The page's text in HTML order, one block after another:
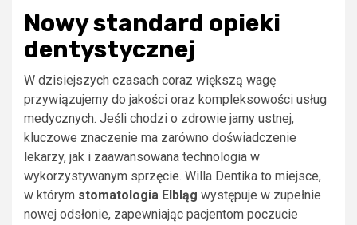
Nowy standard opieki
dentystycznej
W dzisiejszych czasach coraz większą wagę
przywiązujemy do jakości oraz kompleksowości usług
medycznych. Jeśli chodzi o zdrowie jamy ustnej,
kluczowe znaczenie ma zarówno doświadczenie
lekarzy, jak i zaawansowana technologia w
wykorzystywanym sprzęcie. Willa Dentika to miejsce,
w którym stomatologia Elbląg występuje w zupełnie
nowej odsłonie, zapewniając pacjentom poczucie